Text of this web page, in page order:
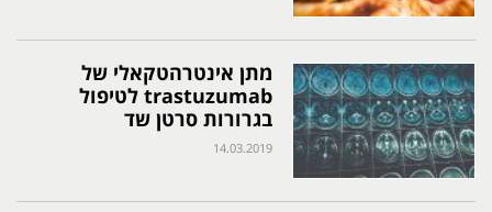
מתן אינטרהטקאלי של
trastuzumab לטיפול
בגרורות סרטן שד
14.03.2019